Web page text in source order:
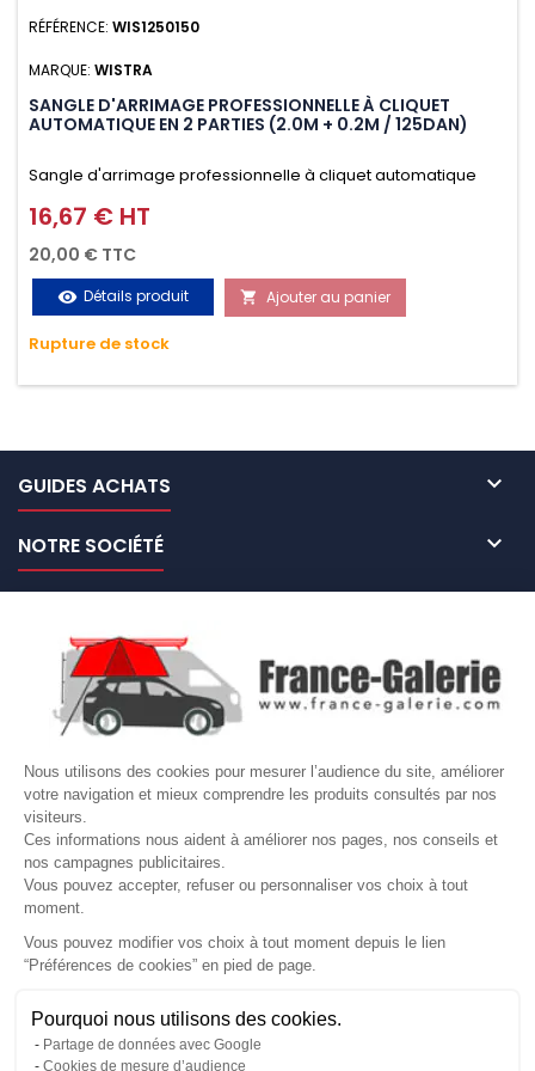
Nous utilisons des cookies pour mesurer l’audience du site, améliorer
votre navigation et mieux comprendre les produits consultés par nos
visiteurs.
Ces informations nous aident à améliorer nos pages, nos conseils et
nos campagnes publicitaires.
Vous pouvez accepter, refuser ou personnaliser vos choix à tout
moment.
Vous pouvez modifier vos choix à tout moment depuis le lien
“Préférences de cookies” en pied de page.
Pourquoi nous utilisons des cookies.
Partage de données avec Google
Cookies de mesure d’audience
Gérer mes cookies
RÉFÉRENCE: WIS1250150
MARQUE: WISTRA
SANGLE D'ARRIMAGE PROFESSIONNELLE À CLIQUET
AUTOMATIQUE EN 2 PARTIES (2.0M + 0.2M / 125DAN)
Sangle d'arrimage professionnelle à cliquet automatique
avec crochet S en 2 parties (2.0M + 0.2M / 125daN), simple et
rapide d'utilisation. Permet d'arrimer et de sécuriser
vos chargements pendant le transport. Matière polyester
très résistante aux UV et aux variations de températures,
n'absorbe pas l'eau.
Prix
16,67 € HT
20,00 € TTC
visibility Détails produit  Ajouter au panier
Rupture de stock
GUIDES ACHATS 
NOTRE SOCIÉTÉ 
VOTRE COMPTE 
Site protégé par reCAPTCHA.
LETTRE D'INFORMATIONS
© Copyright 2026 France Galerie. Tous droits reservés.